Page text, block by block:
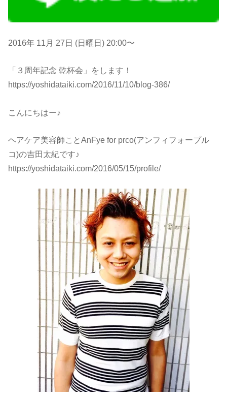
2016年 11月 27日 (日曜日) 20:00〜
「３周年記念 乾杯会」をします！
https://yoshidataiki.com/2016/11/10/blog-386/
こんにちはー♪
ヘアケア美容師ことAnFye for prco(アンフィフォープル
コ)の吉田太紀です♪
https://yoshidataiki.com/2016/05/15/profile/